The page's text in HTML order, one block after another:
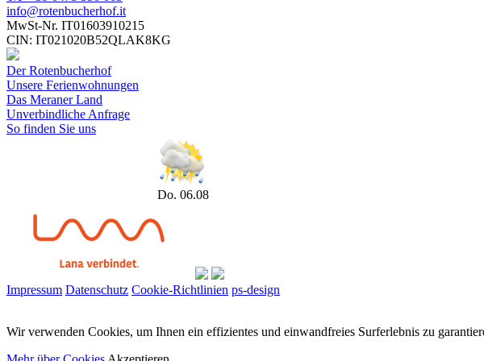
info@rotenbucherhof.it
MwSt-Nr. IT01603910215
CIN: IT021020B52QLAK8KG
Der Rotenbucherhof
Unsere Ferienwohnungen
Das Meraner Land
Unverbindliche Anfrage
So finden Sie uns
Do. 06.08
Impressum Datenschutz Cookie-Richtlinien ps-design
Wir verwenden Cookies, um Ihnen ein effizientes und einwandfreies Surferlebnis zu